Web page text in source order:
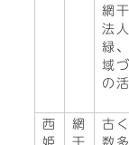
網
法
緑
域
の
西
姫
網
干
古
数